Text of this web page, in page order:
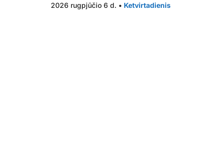
2026 rugpjūčio 6 d. • Ketvirtadienis